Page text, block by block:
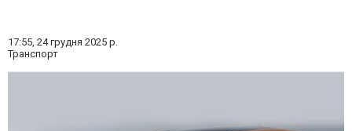
17:55, 24 грудня 2025 р.
Транспорт